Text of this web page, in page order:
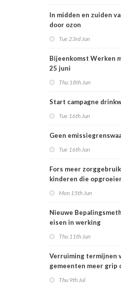
In midden en zuiden
door ozon
Tue 23rd Jun
Bijeenkomst Werken
25 juni
Thu 18th Jun
Start campagne
Tue 16th Jun
Geen
Tue 16th Jun
Fors meer
kinderen die
Mon 15th Jun
Nieuwe
eisen in werking
Thu 11th Jun
Verruiming termijnen
gemeenten meer grip
Thu 9th Jul